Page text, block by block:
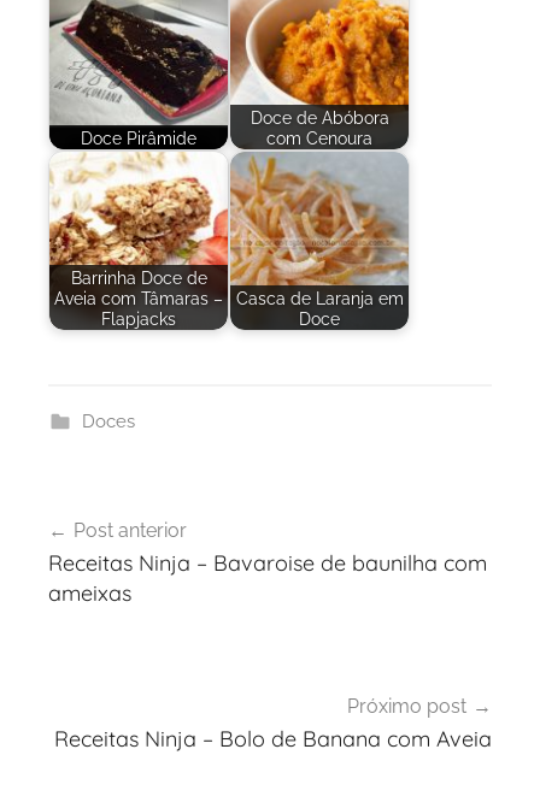
Doce Pirâmide
Doce de Abóbora
com Cenoura
Barrinha Doce de
Aveia com Tâmaras –
Flapjacks
Casca de Laranja em
Doce
Doces
de
Post
Post anterior
Receitas Ninja – Bavaroise de baunilha com
ameixas
Próximo post
Receitas Ninja – Bolo de Banana com Aveia